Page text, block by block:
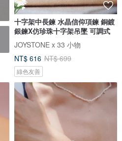
十字架中長鍊 水晶信仰項鍊 銅鍍
銀鍊X仿珍珠十字架吊墜 可調式
JOYSTONE x 33 小物
NT$ 616 NT$ 699
綠色友善